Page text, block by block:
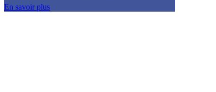
En savoir plus